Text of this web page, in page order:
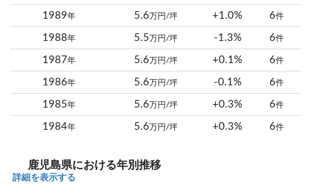
1989年 5.6 万円/坪 +1.0% 6件
1988年 5.5 万円/坪 -1.3% 6件
1987年 5.6 万円/坪 +0.1% 6件
1986年 5.6 万円/坪 -0.1% 6件
1985年 5.6 万円/坪 +0.3% 6件
1984年 5.6 万円/坪 +0.3% 6件
鹿児島県における年別推移
詳細を表示する